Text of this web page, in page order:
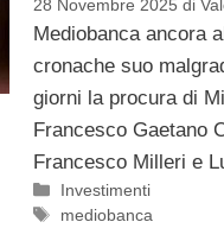
28 Novembre 2025 di
Mediobanca ancora
cronache suo
giorni la procura di
Francesco Gaetano
Francesco Milleri e
Categorie
Investimenti
Tag
mediobanca